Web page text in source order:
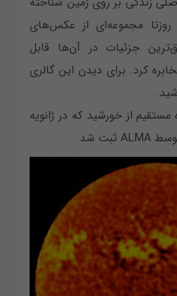
روزتا مجموعه‌ای از عکس‌های
جزئیات در آن‌ها قابل
کرد. برای دیدن این گالری
از خورشید که در ژانویه